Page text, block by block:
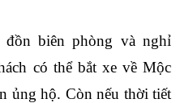
đồn biên phòng và nghỉ
có thể bắt xe về Mộc
ủng hộ. Còn nếu thời tiết